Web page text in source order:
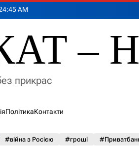
:46AM
–
прикрас
ПолітикаКонтакти
#війна з Росією #гроші